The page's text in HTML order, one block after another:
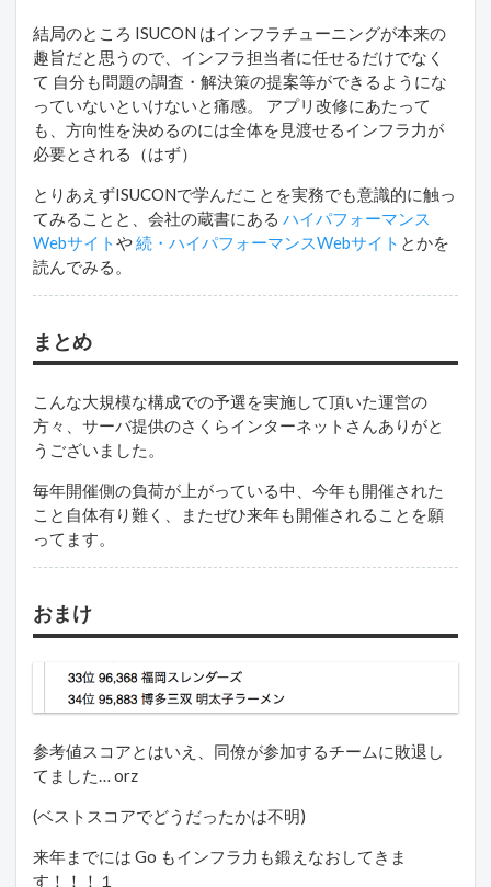
結局のところ ISUCON はインフラチューニングが本来の
趣旨だと思うので、インフラ担当者に任せるだけでなく
て 自分も問題の調査・解決策の提案等ができるようにな
っていないといけないと痛感。 アプリ改修にあたって
も、方向性を決めるのには全体を見渡せるインフラ力が
必要とされる（はず）
とりあえずISUCONで学んだことを実務でも意識的に触っ
てみることと、会社の蔵書にある ハイパフォーマンス
Webサイトや続・ハイパフォーマンスWebサイト とかを
読んでみる。
まとめ
こんな大規模な構成での予選を実施して頂いた運営の
方々、サーバ提供のさくらインターネットさんありがと
うございました。
毎年開催側の負荷が上がっている中、今年も開催された
こと自体有り難く、またぜひ来年も開催されることを願
ってます。
おまけ
参考値スコアとはいえ、同僚が参加するチームに敗退し
てました… orz
(ベストスコアでどうだったかは不明)
来年までには Go もインフラ力も鍛えなおしてきま
す！！！１